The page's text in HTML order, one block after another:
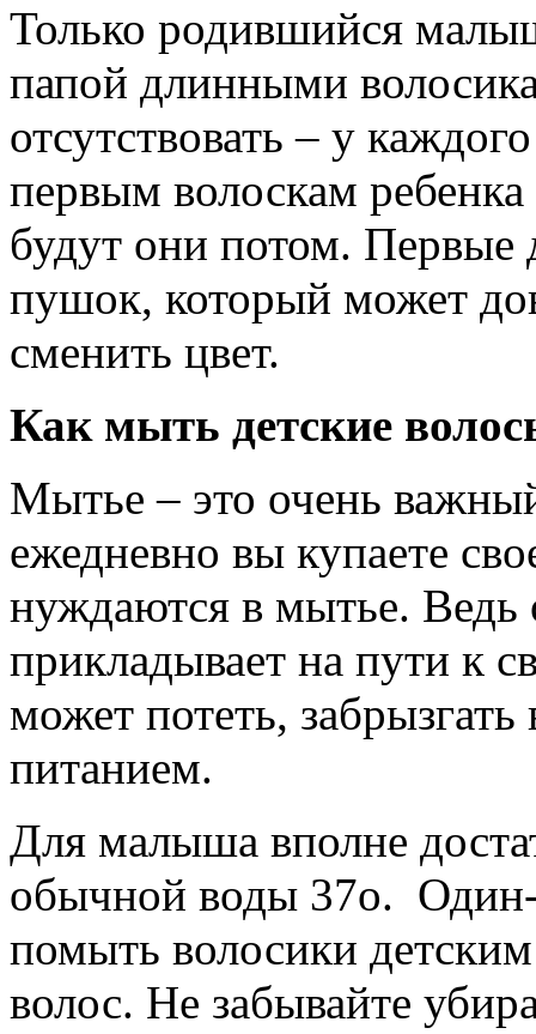
Только родившийся
папой длинными
отсутствовать – у
первым волоскам
будут они потом. Первые
пушок, который может
сменить цвет.
Как мыть детские
Мытье – это очень
ежедневно вы купаете
нуждаются в мытье. Ведь
прикладывает на пути к
может потеть,
питанием.
Для малыша вполне
обычной воды 37о. Один-
помыть волосики
волос. Не забывайте